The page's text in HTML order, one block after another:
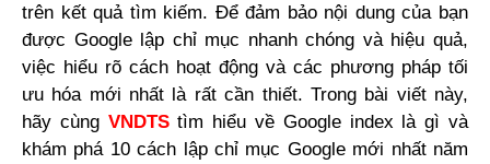
trên kết quả tìm kiếm. Để đảm bảo nội dung của bạn
được Google lập chỉ mục nhanh chóng và hiệu quả,
việc hiểu rõ cách hoạt động và các phương pháp tối
ưu hóa mới nhất là rất cần thiết. Trong bài viết này,
hãy cùng VNDTS tìm hiểu về Google index là gì và
khám phá 10 cách lập chỉ mục Google mới nhất năm